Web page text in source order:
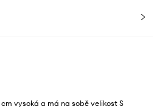
vysoká a má na sobě velikost S